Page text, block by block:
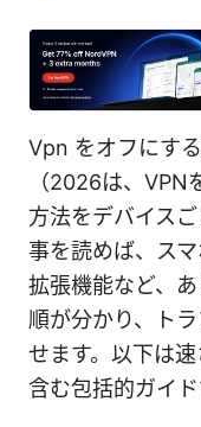
Vpn をオフにす
（2026は、VPN
方法をデバイス
事を読めば、ス
拡張機能など、
順が分かり、ト
せます。以下は
含む包括的ガイド